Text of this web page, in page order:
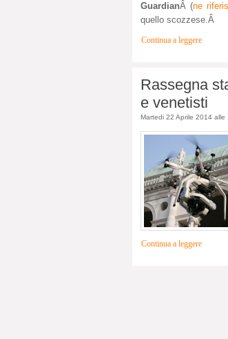
GuardianÂ (ne
quello scozzese.Â
Continua a leggere
Rassegna
e venetisti
Martedi 22 Aprile 2014 alle
Continua a leggere